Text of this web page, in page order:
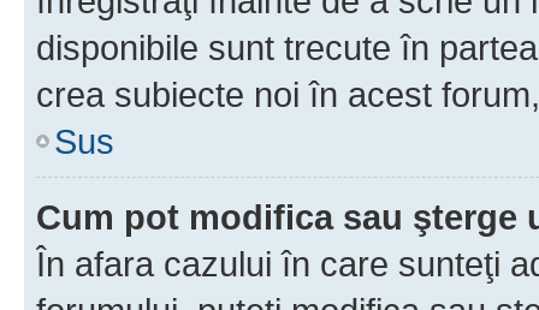
disponibile sunt trecute în
crea subiecte noi în acest
Sus
Cum pot modifica sau şterge
În afara cazului în care sunteţi